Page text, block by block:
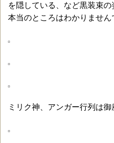
を隠している、など黒装束
本当のところはわかりません
ミリク神、アンガー行列は御